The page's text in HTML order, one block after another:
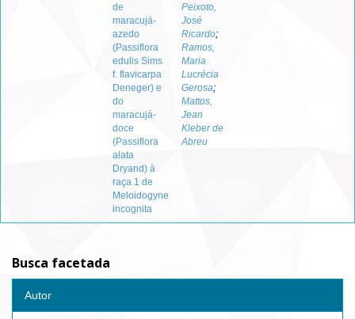
de
maracujá-
azedo
(Passiflora
edulis Sims
f. flavicarpa
Deneger) e
do
maracujá-
doce
(Passiflora
alata
Dryand) à
raça 1 de
Meloidogyne
incognita
Peixoto,
José
Ricardo;
Ramos,
Maria
Lucrécia
Gerosa;
Mattos,
Jean
Kleber de
Abreu
Busca facetada
Autor